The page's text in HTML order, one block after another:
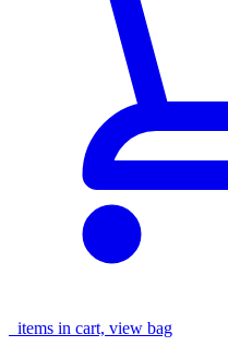
items in cart, view bag